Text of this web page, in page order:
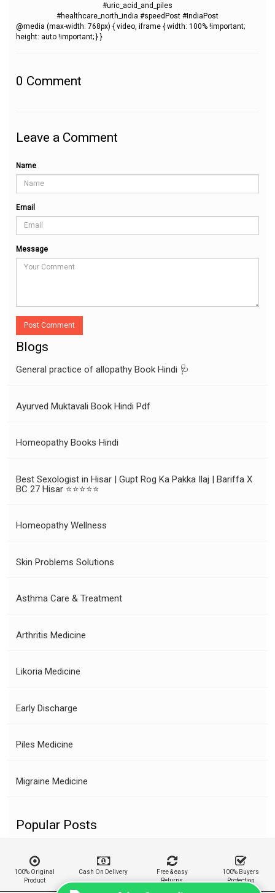
#uric_acid_and_piles
#healthcare_north_india #speedPost #IndiaPost
@media (max-width: 768px) { video, iframe { width: 100% !important;
height: auto !important; } }
0 Comment
Leave a Comment
Name
Email
Message
Post Comment
Blogs
General practice of allopathy Book Hindi 🩺
Ayurved Muktavali Book Hindi Pdf
Homeopathy Books Hindi
Best Sexologist in Hisar | Gupt Rog Ka Pakka Ilaj | Bariffa X
BC 27 Hisar ⭐⭐⭐⭐⭐
Homeopathy Wellness
Skin Problems Solutions
Asthma Care & Treatment
Arthritis Medicine
Likoria Medicine
Early Discharge
Piles Medicine
Migraine Medicine
Popular Posts
100% Original
Product
Cash On Delivery
Free & easy
Returns
100% Buyers
Protection